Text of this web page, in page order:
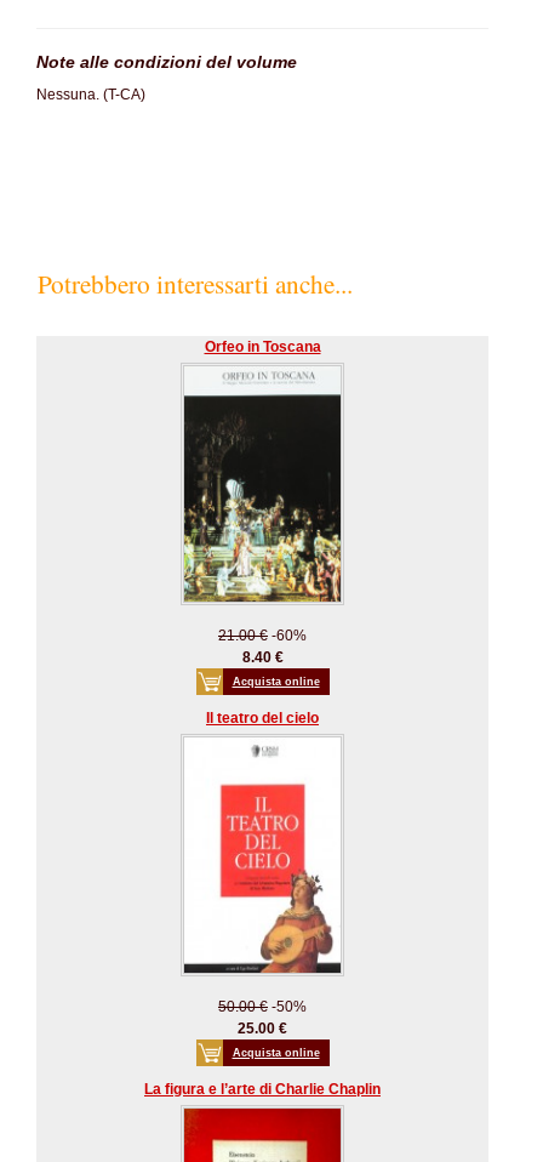
Note alle condizioni del volume
Nessuna. (T-CA)
Potrebbero interessarti anche...
Orfeo in Toscana
21.00 € -60%
8.40 €
Acquista online
Il teatro del cielo
50.00 € -50%
25.00 €
Acquista online
La figura e l’arte di Charlie Chaplin